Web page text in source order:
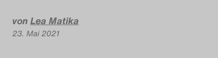
Das Theatertreffen-Blog
vonLea Matika
23. Mai 2021